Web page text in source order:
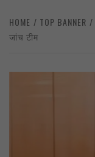
HOME TOP BANNER
जांच टीम